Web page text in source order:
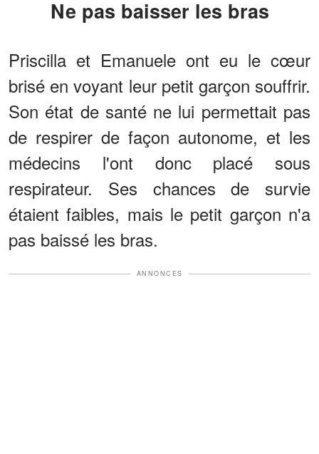
Ne pas baisser les bras
Priscilla et Emanuele ont eu le cœur
brisé en voyant leur petit garçon souffrir.
Son état de santé ne lui permettait pas
de respirer de façon autonome, et les
médecins l'ont donc placé sous
respirateur. Ses chances de survie
étaient faibles, mais le petit garçon n'a
pas baissé les bras.
ANNONCES